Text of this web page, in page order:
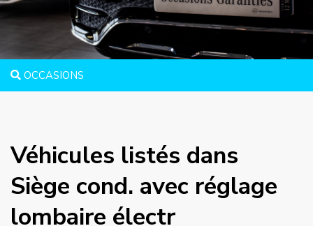
OCCASIONS
Véhicules listés dans
Siège cond. avec réglage
lombaire électr